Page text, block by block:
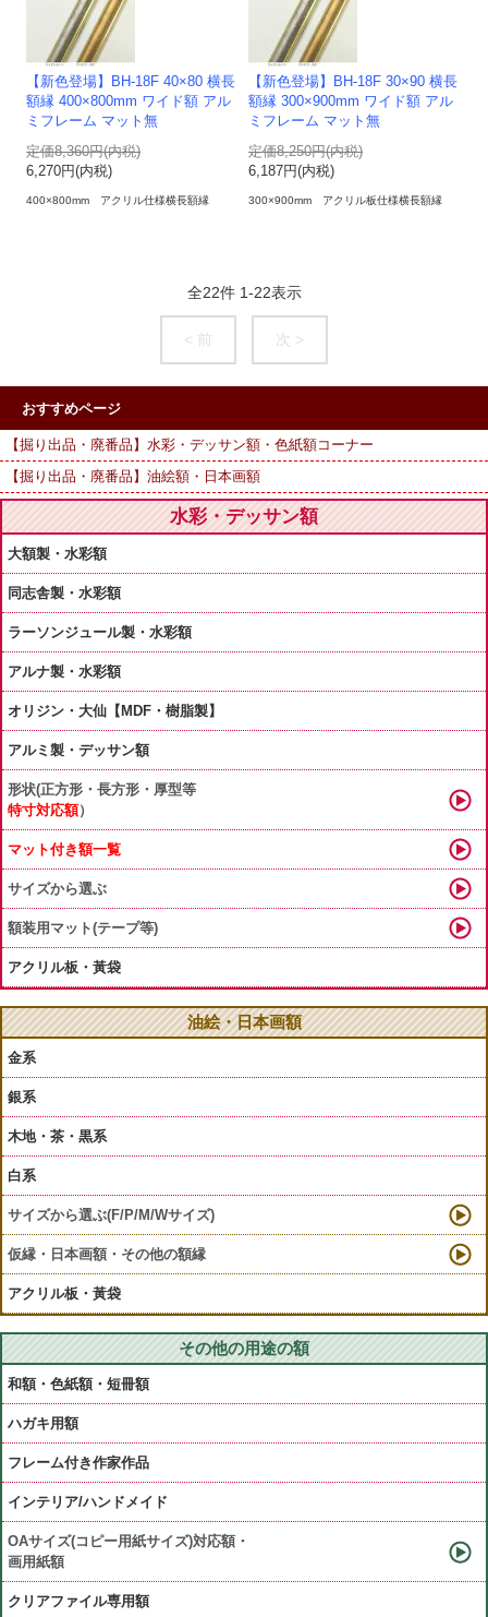
【新色登場】BH-18F 40×80 横長
額縁 400×800mm ワイド額 アル
ミフレーム マット無
定価8,360円(内税)
6,270円(内税)
400×800mm アクリル仕様横長額縁
【新色登場】BH-18F 30×90 横長
額縁 300×900mm ワイド額 アル
ミフレーム マット無
定価8,250円(内税)
6,187円(内税)
300×900mm アクリル板仕様横長額縁
全22件 1-22表示
< 前 次 >
おすすめページ
【掘り出品・廃番品】水彩・デッサン額・色紙額コーナー
【掘り出品・廃番品】油絵額・日本画額
水彩・デッサン額
大額製・水彩額
同志舎製・水彩額
ラーソンジュール製・水彩額
アルナ製・水彩額
オリジン・大仙【MDF・樹脂製】
アルミ製・デッサン額
形状(正方形・長方形・厚型等
特寸対応額）
マット付き額一覧
サイズから選ぶ
額装用マット(テープ等)
アクリル板・黃袋
油絵・日本画額
金系
銀系
木地・茶・黒系
白系
サイズから選ぶ(F/P/M/Wサイズ)
仮縁・日本画額・その他の額縁
アクリル板・黃袋
その他の用途の額
和額・色紙額・短冊額
ハガキ用額
フレーム付き作家作品
インテリア/ハンドメイド
OAサイズ(コピー用紙サイズ)対応額・
画用紙額
クリアファイル専用額